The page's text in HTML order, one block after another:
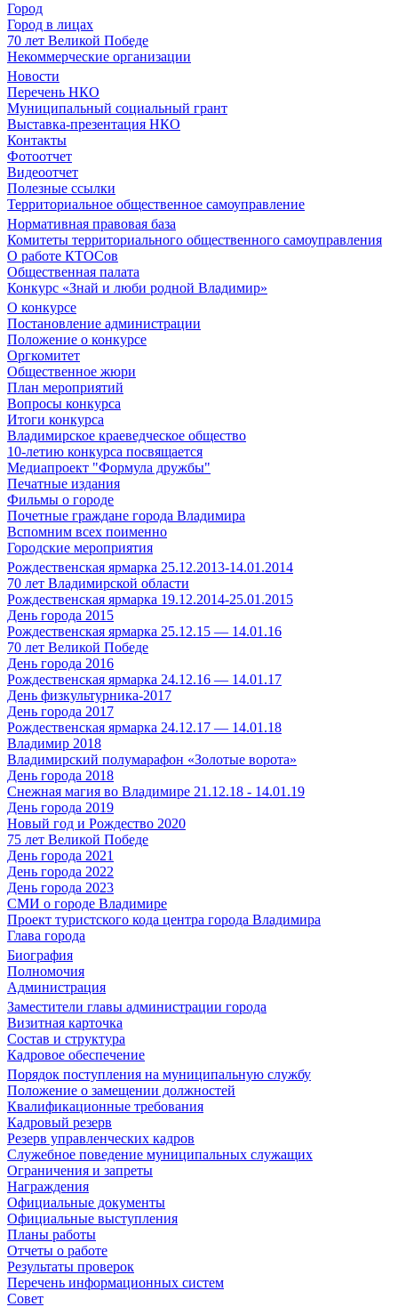
Город
Город в лицах
70 лет Великой Победе
Некоммерческие организации
Новости
Перечень НКО
Муниципальный социальный грант
Выставка-презентация НКО
Контакты
Фотоотчет
Видеоотчет
Полезные ссылки
Территориальное общественное самоуправление
Нормативная правовая база
Комитеты территориального общественного самоуправления
О работе КТОСов
Общественная палата
Конкурс «Знай и люби родной Владимир»
О конкурсе
Постановление администрации
Положение о конкурсе
Оргкомитет
Общественное жюри
План мероприятий
Вопросы конкурса
Итоги конкурса
Владимирское краеведческое общество
10-летию конкурса посвящается
Медиапроект "Формула дружбы"
Печатные издания
Фильмы о городе
Почетные граждане города Владимира
Вспомним всех поименно
Городские мероприятия
Рождественская ярмарка 25.12.2013-14.01.2014
70 лет Владимирской области
Рождественская ярмарка 19.12.2014-25.01.2015
День города 2015
Рождественская ярмарка 25.12.15 — 14.01.16
70 лет Великой Победе
День города 2016
Рождественская ярмарка 24.12.16 — 14.01.17
День физкультурника-2017
День города 2017
Рождественская ярмарка 24.12.17 — 14.01.18
Владимир 2018
Владимирский полумарафон «Золотые ворота»
День города 2018
Снежная магия во Владимире 21.12.18 - 14.01.19
День города 2019
Новый год и Рождество 2020
75 лет Великой Победе
День города 2021
День города 2022
День города 2023
СМИ о городе Владимире
Проект туристского кода центра города Владимира
Глава города
Биография
Полномочия
Администрация
Заместители главы администрации города
Визитная карточка
Состав и структура
Кадровое обеспечение
Порядок поступления на муниципальную службу
Положение о замещении должностей
Квалификационные требования
Кадровый резерв
Резерв управленческих кадров
Служебное поведение муниципальных служащих
Ограничения и запреты
Награждения
Официальные документы
Официальные выступления
Планы работы
Отчеты о работе
Результаты проверок
Перечень информационных систем
Совет